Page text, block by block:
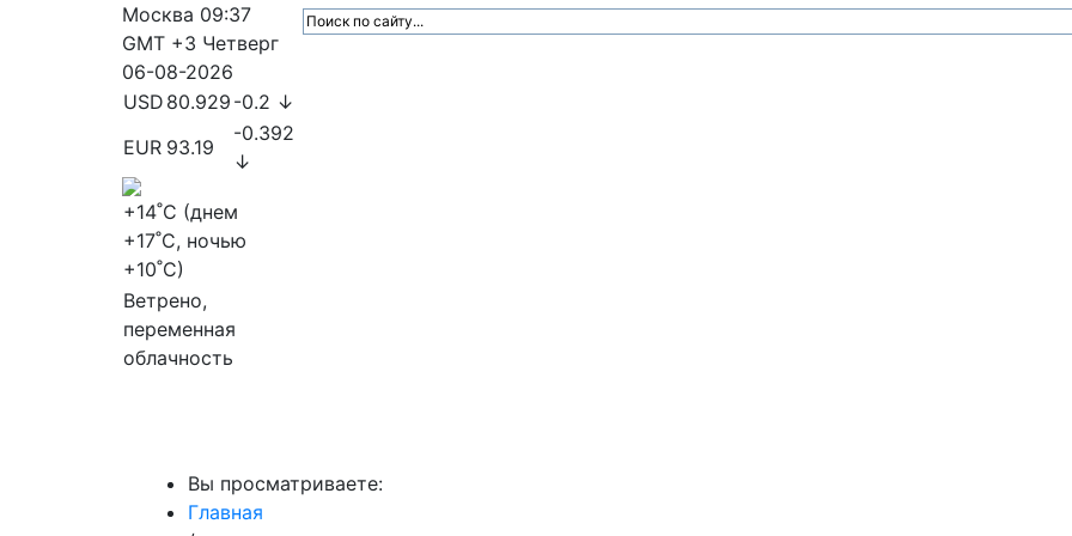
Москва 09:37
GMT +3 Четверг
06-08-2026
USD 80.929 -0.2 ↓
EUR 93.19
-0.392
↓
+14˚C (днем
+17˚C, ночью
+10˚C)
Ветрено,
переменная
облачность
Вы просматриваете:
Главная